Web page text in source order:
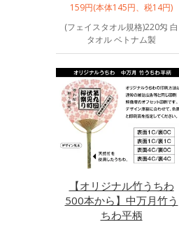
159円(本体145円、税14円)
(フェイスタオル規格)220匁 白
タオル ベトナム製
【オリジナル竹うちわ
500本から】中万月竹う
ちわ平柄